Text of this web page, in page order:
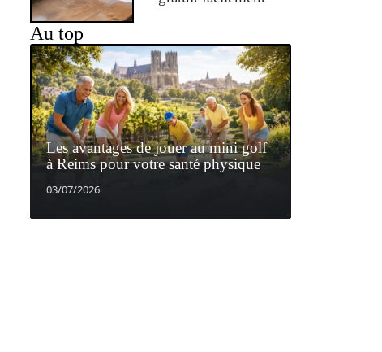
Au top
Les avantages de jouer au mini golf
à Reims pour votre santé physique
03/07/2026